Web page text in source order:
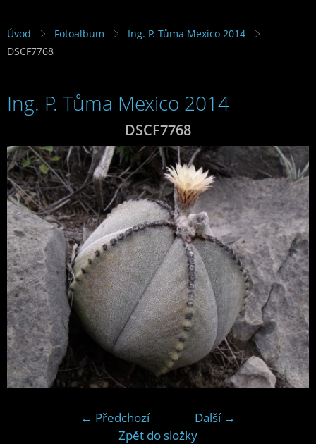
Úvod Fotoalbum
Ing. P. Tůma Mexico 2014
DSCF7768
Ing. P. Tůma Mexico 2014
DSCF7768
← Předchozí
Další →
Zpět do složky